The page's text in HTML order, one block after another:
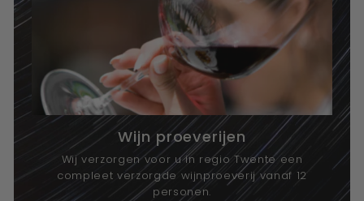
Wijn proeverijen
Wij verzorgen voor u in regio Twente een
compleet verzorgde wijnproeverij vanaf 12
personen.